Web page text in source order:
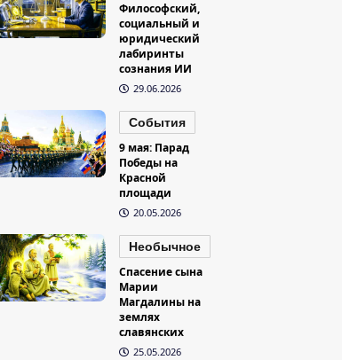
Философский,
социальный и
юридический
лабиринты
сознания ИИ
29.06.2026
События
9 мая: Парад
Победы на
Красной
площади
20.05.2026
Необычное
Спасение сына
Марии
Магдалины на
землях
славянских
25.05.2026